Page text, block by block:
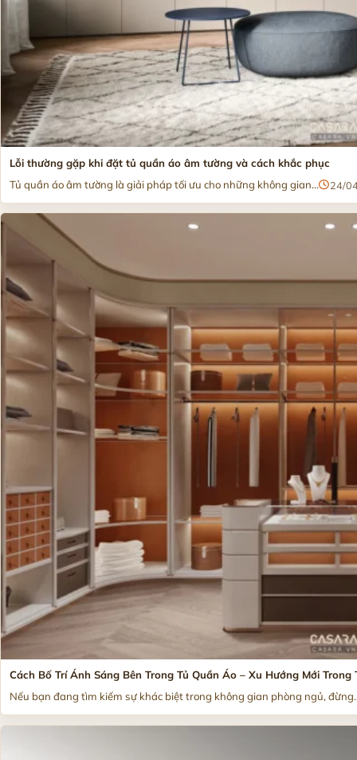
Lỗi thường gặp khi đặt tủ quần áo âm tường và cách khắc phục
Tủ quần áo âm tường là giải pháp tối ưu cho những không gian...
24/
Cách Bố Trí Ánh Sáng Bên Trong Tủ Quần Áo – Xu Hướng Mới Trong
Nếu bạn đang tìm kiếm sự khác biệt trong không gian phòng ngủ,